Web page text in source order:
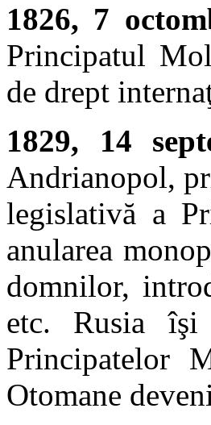
1826, 7
Principatul
de drept
1829, 14
Andrianopol,
legislativă a
anularea
domnilor,
etc. Rusia îşi
Principatelor
Otomane